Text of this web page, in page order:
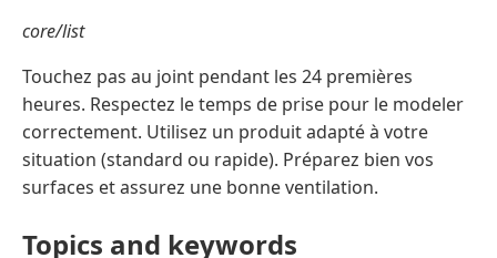
core/list
Touchez pas au joint pendant les 24 premières
heures. Respectez le temps de prise pour le modeler
correctement. Utilisez un produit adapté à votre
situation (standard ou rapide). Préparez bien vos
surfaces et assurez une bonne ventilation.
Topics and keywords